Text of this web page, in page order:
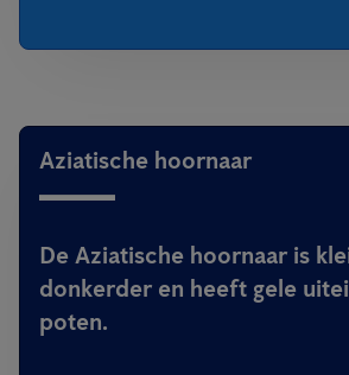
Aziatische hoornaar
De Aziatische hoornaar is
donkerder en heeft gele
poten.